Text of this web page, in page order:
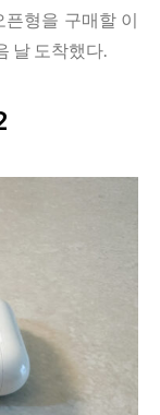
형을 구매할 이
날 도착했다.